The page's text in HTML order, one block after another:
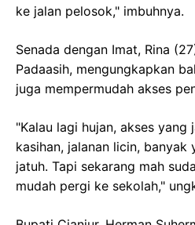
ke jalan pelosok," imbuhnya.
Senada dengan Imat, Rina
Padaasih, mengungkapkan
juga mempermudah akses
"Kalau lagi hujan, akses yang
kasihan, jalanan licin,
jatuh. Tapi sekarang mah
mudah pergi ke sekolah,"